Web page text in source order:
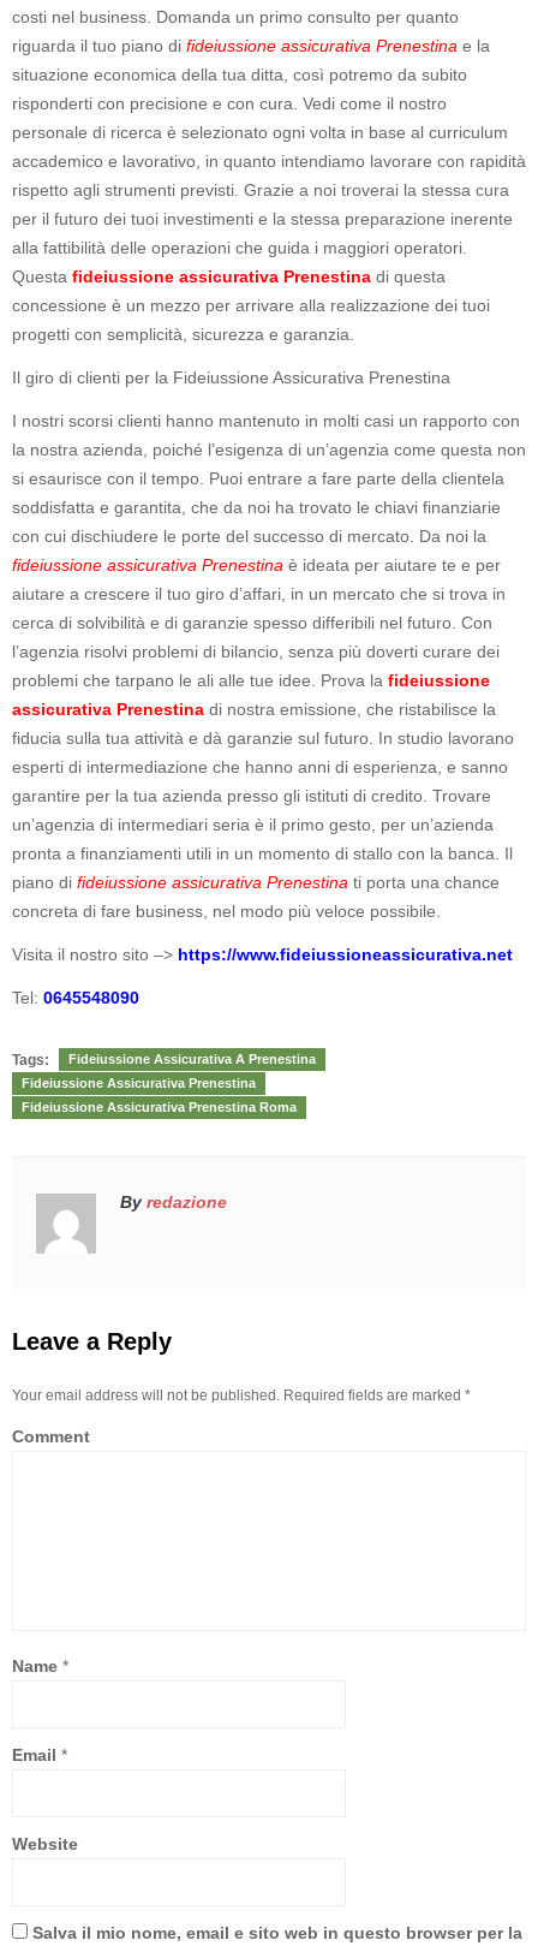
costi nel business. Domanda un primo consulto per quanto
riguarda il tuo piano di fideiussione assicurativa Prenestina e la
situazione economica della tua ditta, così potremo da subito
risponderti con precisione e con cura. Vedi come il nostro
personale di ricerca è selezionato ogni volta in base al curriculum
accademico e lavorativo, in quanto intendiamo lavorare con rapidità
rispetto agli strumenti previsti. Grazie a noi troverai la stessa cura
per il futuro dei tuoi investimenti e la stessa preparazione inerente
alla fattibilità delle operazioni che guida i maggiori operatori.
Questa fideiussione assicurativa Prenestina di questa
concessione è un mezzo per arrivare alla realizzazione dei tuoi
progetti con semplicità, sicurezza e garanzia.
Il giro di clienti per la Fideiussione Assicurativa Prenestina
I nostri scorsi clienti hanno mantenuto in molti casi un rapporto con
la nostra azienda, poiché l’esigenza di un’agenzia come questa non
si esaurisce con il tempo. Puoi entrare a fare parte della clientela
soddisfatta e garantita, che da noi ha trovato le chiavi finanziarie
con cui dischiudere le porte del successo di mercato. Da noi la
fideiussione assicurativa Prenestina è ideata per aiutare te e per
aiutare a crescere il tuo giro d’affari, in un mercato che si trova in
cerca di solvibilità e di garanzie spesso differibili nel futuro. Con
l’agenzia risolvi problemi di bilancio, senza più doverti curare dei
problemi che tarpano le ali alle tue idee. Prova la fideiussione
assicurativa Prenestina di nostra emissione, che ristabilisce la
fiducia sulla tua attività e dà garanzie sul futuro. In studio lavorano
esperti di intermediazione che hanno anni di esperienza, e sanno
garantire per la tua azienda presso gli istituti di credito. Trovare
un’agenzia di intermediari seria è il primo gesto, per un’azienda
pronta a finanziamenti utili in un momento di stallo con la banca. Il
piano di fideiussione assicurativa Prenestina ti porta una chance
concreta di fare business, nel modo più veloce possibile.
Visita il nostro sito –> https://www.fideiussioneassicurativa.net
Tel: 0645548090
Tags:
Fideiussione Assicurativa A Prenestina
Fideiussione Assicurativa Prenestina
Fideiussione Assicurativa Prenestina Roma
By redazione
Leave a Reply
Your email address will not be published. Required fields are marked *
Comment
Name *
Email *
Website
Salva il mio nome, email e sito web in questo browser per la